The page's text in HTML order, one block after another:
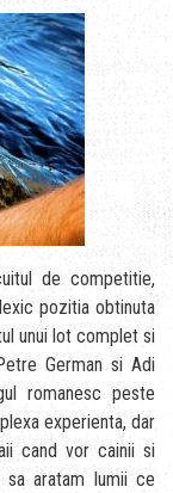
de competitie,
pozitia obtinuta
unui lot complet si
German si Adi
romanesc peste
experienta, dar
cand vor cainii si
aratam lumii ce